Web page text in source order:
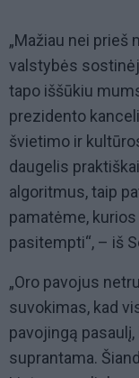
„Mažiau nei
valstybės
tapo iššūkiu
prezidento
švietimo ir
daugelis
algoritmus, taip
pamatėme,
pasitempti“, – iš
„Oro pavojus
suvokimas, kad
pavojingą
suprantama.